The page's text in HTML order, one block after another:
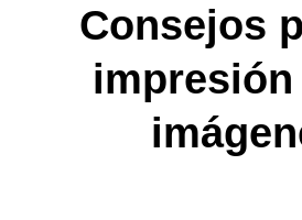
Consejos
impresión